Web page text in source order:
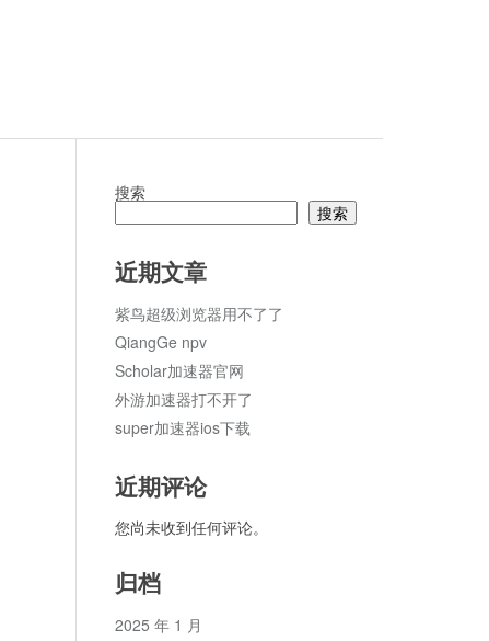
搜索
搜索
近期文章
紫鸟超级浏览器用不了了
QiangGe npv
Scholar加速器官网
外游加速器打不开了
super加速器ios下载
近期评论
您尚未收到任何评论。
归档
2025 年 1 月